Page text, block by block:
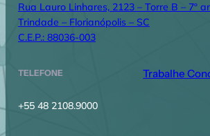
Rua Lauro Linhares, 2123 – Torre B – 7º
Trindade – Florianópolis – SC
C.E.P.: 88036-003
TELEFONE
+55 48 2108.9000
Trabalhe